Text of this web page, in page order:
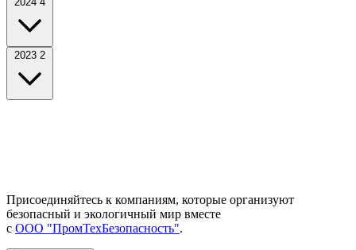
2023 2
Присоединяйтесь к компаниям, которые организуют
безопасный и экологичный мир вместе
с ООО "ПромТехБезопасность".